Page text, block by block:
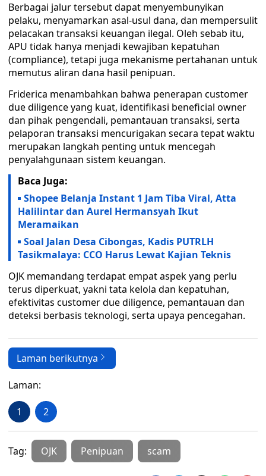
Berbagai jalur tersebut dapat menyembunyikan
pelaku, menyamarkan asal-usul dana, dan mempersulit
pelacakan transaksi keuangan ilegal. Oleh sebab itu,
APU tidak hanya menjadi kewajiban kepatuhan
(compliance), tetapi juga mekanisme pertahanan untuk
memutus aliran dana hasil penipuan.
Friderica menambahkan bahwa penerapan customer
due diligence yang kuat, identifikasi beneficial owner
dan pihak pengendali, pemantauan transaksi, serta
pelaporan transaksi mencurigakan secara tepat waktu
merupakan langkah penting untuk mencegah
penyalahgunaan sistem keuangan.
Baca Juga:
Shopee Belanja Instant 1 Jam Tiba Viral, Atta
Halilintar dan Aurel Hermansyah Ikut
Meramaikan
Soal Jalan Desa Cibongas, Kadis PUTRLH
Tasikmalaya: CCO Harus Lewat Kajian Teknis
OJK memandang terdapat empat aspek yang perlu
terus diperkuat, yakni tata kelola dan kepatuhan,
efektivitas customer due diligence, pemantauan dan
deteksi berbasis teknologi, serta upaya pencegahan.
Laman berikutnya
Laman:
1 2
Tag: OJK Penipuan scam